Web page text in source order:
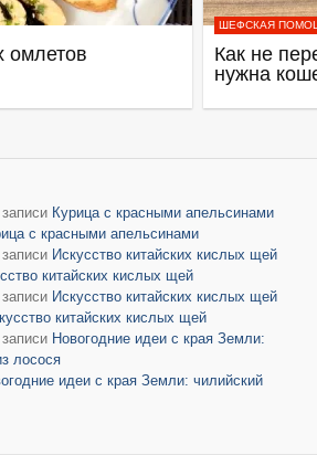
омлетов
ШЕФСКАЯ
Как не
нужна
записи Курица с красными апельсинами
с красными апельсинами
записи Искусство китайских кислых щей
китайских кислых щей
записи Искусство китайских кислых щей
китайских кислых щей
записи Новогодние идеи с края Земли:
лосося
идеи с края Земли: чилийский